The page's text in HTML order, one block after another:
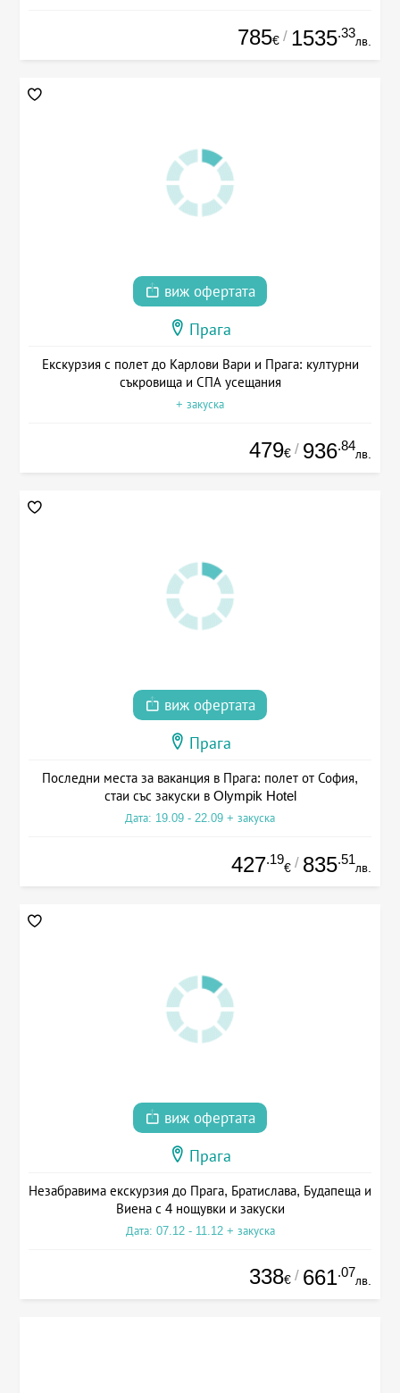
785€ / 1535.33
лв.
виж офертата
Прага
Екскурзия с полет до Карлови Вари и Прага: културни
съкровища и СПА усещания
+ закуска
479€ / 936.84
лв.
виж офертата
Прага
Последни места за ваканция в Прага: полет от София,
стаи със закуски в Olympik Hotel
Дата: 19.09 - 22.09 + закуска
427.19
€ / 835.51
лв.
виж офертата
Прага
Незабравима екскурзия до Прага, Братислава, Будапеща и
Виена с 4 нощувки и закуски
Дата: 07.12 - 11.12 + закуска
338€ / 661.07
лв.